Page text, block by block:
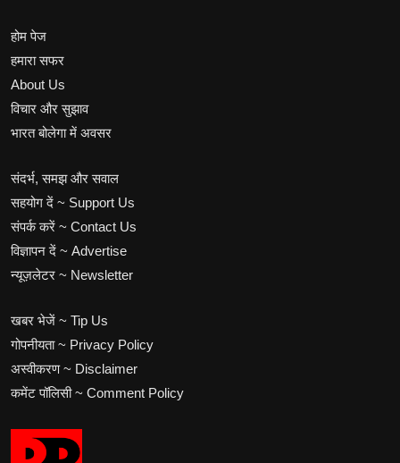
होम पेज
हमारा सफर
About Us
विचार और सुझाव
भारत बोलेगा में अवसर
संदर्भ, समझ और सवाल
सहयोग दें ~ Support Us
संपर्क करें ~ Contact Us
विज्ञापन दें ~ Advertise
न्यूज़लेटर ~ Newsletter
खबर भेजें ~ Tip Us
गोपनीयता ~ Privacy Policy
अस्वीकरण ~ Disclaimer
कमेंट पॉलिसी ~ Comment Policy